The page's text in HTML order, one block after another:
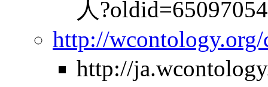
人?oldid=65097054
http://wcontology.org/
http://